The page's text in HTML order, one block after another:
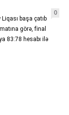
0
başa çatıb
görə, final
83:78 hesabı ilə